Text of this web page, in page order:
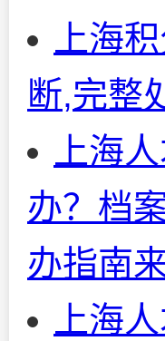
上海
断,完整
上海
办？档
办指南
上海